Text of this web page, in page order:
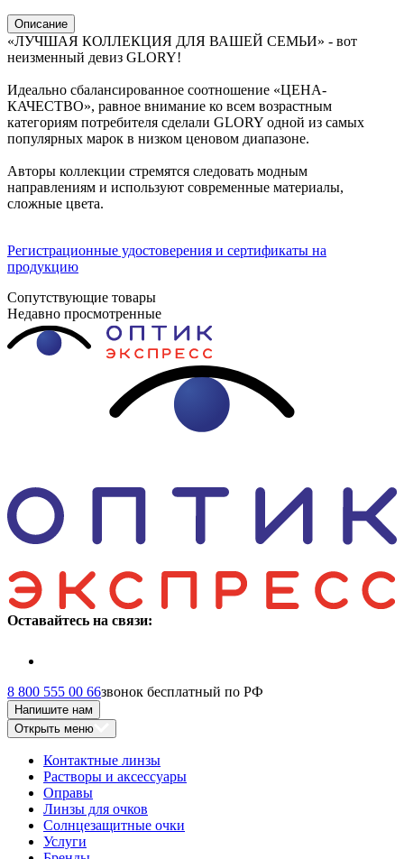
Описание
«ЛУЧШАЯ КОЛЛЕКЦИЯ ДЛЯ ВАШЕЙ СЕМЬИ» - вот
неизменный девиз GLORY!
Идеально сбалансированное соотношение «ЦЕНА-
КАЧЕСТВО», равное внимание ко всем возрастным
категориям потребителя сделали GLORY одной из самых
популярных марок в низком ценовом диапазоне.
Авторы коллекции стремятся следовать модным
направлениям и используют современные материалы,
сложные цвета.
Регистрационные удостоверения и сертификаты на
продукцию
Сопутствующие товары
Недавно просмотренные
Оставайтесь на связи:
8 800 555 00 66звонок бесплатный по РФ
Напишите нам
Открыть меню
Контактные линзы
Растворы и аксессуары
Оправы
Линзы для очков
Солнцезащитные очки
Услуги